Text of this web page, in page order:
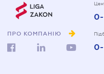
ПРО КОМПАНІЮ